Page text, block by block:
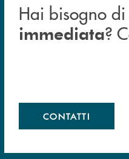
Hai bisogno di
immediata?
CONTATTI